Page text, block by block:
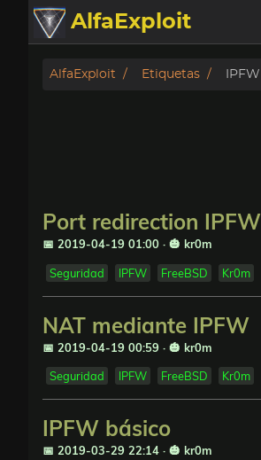
AlfaExploit
Categorias
Badguys
Donar
AlfaExploit Etiquetas IPFW
Port redirection IPFW
📅 2019-04-19 01:00 · 🎃 kr0m
Seguridad IPFW FreeBSD Kr0m
NAT mediante IPFW
📅 2019-04-19 00:59 · 🎃 kr0m
Seguridad IPFW FreeBSD Kr0m
IPFW básico
📅 2019-03-29 22:14 · 🎃 kr0m